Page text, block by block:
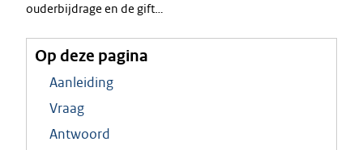
ouderbijdrage en de gift…
Op deze pagina
Aanleiding
Vraag
Antwoord